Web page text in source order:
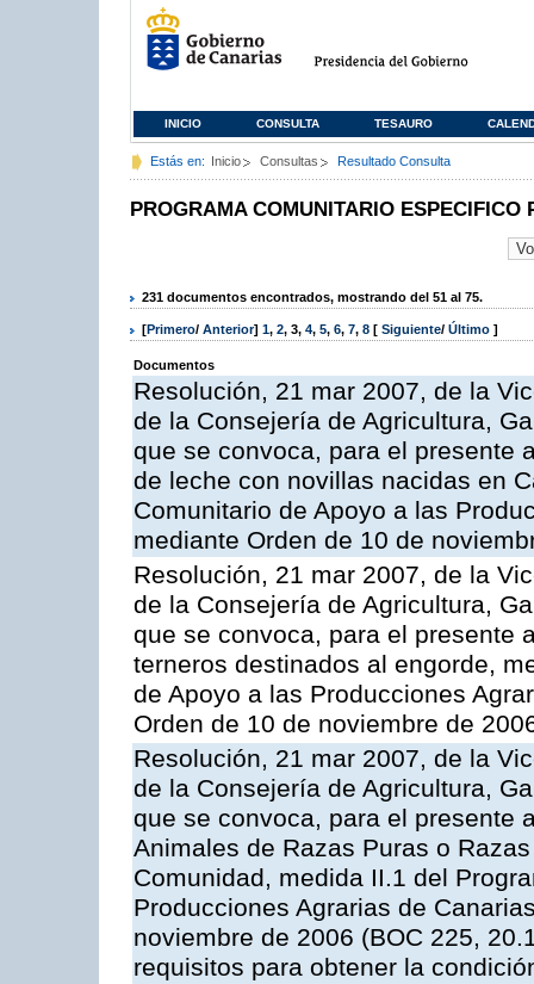
INICIO CONSULTA TESAURO
Estás en: Inicio Consultas Resultado Consulta
PROGRAMA COMUNITARIO ESPECIFICO
231 documentos encontrados, mostrando del 51 al 75.
[Primero/ Anterior] 1, 2, 3, 4, 5, 6, 7, 8 [ Siguiente/ Último ]
Documentos
Resolución, 21 mar 2007, de la
de la Consejería de Agricultura,
que se convoca, para el presente
de leche con novillas nacidas en
Comunitario de Apoyo a las
mediante Orden de 10 de
Resolución, 21 mar 2007, de la
de la Consejería de Agricultura,
que se convoca, para el presente
terneros destinados al engorde,
de Apoyo a las Producciones
Orden de 10 de noviembre de
Resolución, 21 mar 2007, de la
de la Consejería de Agricultura,
que se convoca, para el presente
Animales de Razas Puras o
Comunidad, medida II.1 del
Producciones Agrarias de
noviembre de 2006 (BOC 225,
requisitos para obtener la